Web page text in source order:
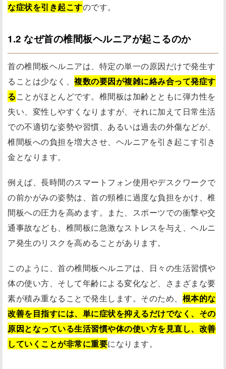
な症状を引き起こすのです。
1.2 なぜ首の椎間板ヘルニアが起こるのか
首の椎間板ヘルニアは、特定の単一の原因だけで発生す
ることは少なく、 複数の要因が複雑に絡み合って発症す
ることがほとんどです。椎間板は加齢とともに弾力性を
失い、変性しやすくなりますが、それに加えて日常生活
での不適切な姿勢や習慣、あるいは過去の外傷などが、
椎間板への負担を増大させ、ヘルニアを引き起こす引き
金となります。
例えば、長時間のスマートフォン使用やデスクワークで
の前かがみの姿勢は、首の頸椎に過度な負担をかけ、椎
間板への圧力を高めます。また、スポーツでの衝撃や交
通事故なども、椎間板に急激なストレスを与え、ヘルニ
ア発生のリスクを高めることがあります。
このように、首の椎間板ヘルニアは、日々の生活習慣や
体の使い方、そして年齢による変化など、さまざまな要
素が積み重なることで発生します。そのため、 根本的な
改善を目指すには、単に症状を抑えるだけでなく、その
原因となっている生活習慣や体の使い方を見直し、改善
していくことが非常に重要になります。